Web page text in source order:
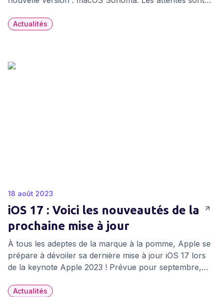
Actualités
18 août 2023
iOS 17 : Voici les nouveautés de la
prochaine mise à jour
À tous les adeptes de la marque à la pomme, Apple se
prépare à dévoiler sa dernière mise à jour iOS 17 lors
de la keynote Apple 2023 ! Prévue pour septembre,
aux utilisateurs, regorgeant de fonctionnalités inédites
Actualités